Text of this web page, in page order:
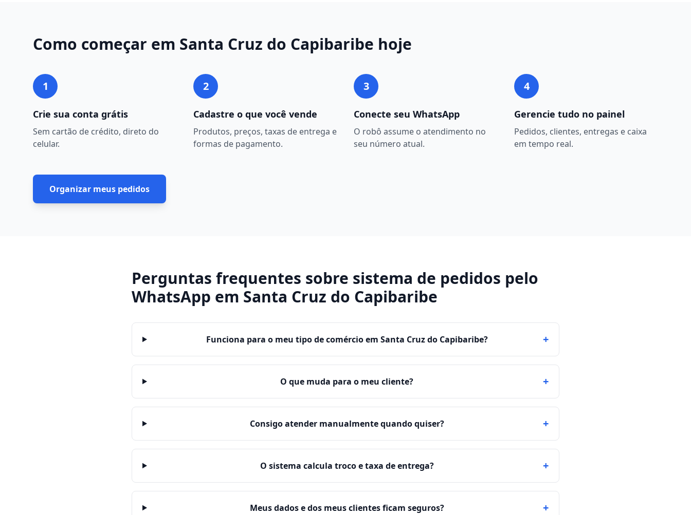
Como começar em Santa Cruz do Capibaribe hoje
1
Crie sua conta grátis
Sem cartão de crédito, direto do
celular.
2
Cadastre o que você vende
Produtos, preços, taxas de entrega e
formas de pagamento.
3
Conecte seu WhatsApp
O robô assume o atendimento no
seu número atual.
4
Gerencie tudo no painel
Pedidos, clientes, entregas e caixa
em tempo real.
Organizar meus pedidos
Perguntas frequentes sobre sistema de pedidos pelo
WhatsApp em Santa Cruz do Capibaribe
Funciona para o meu tipo de comércio em Santa Cruz do Capibaribe? +
O que muda para o meu cliente? +
Consigo atender manualmente quando quiser? +
O sistema calcula troco e taxa de entrega? +
Meus dados e dos meus clientes ficam seguros? +